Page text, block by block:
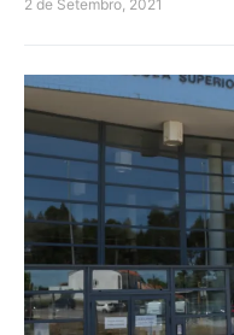
2 de Setembro, 2021